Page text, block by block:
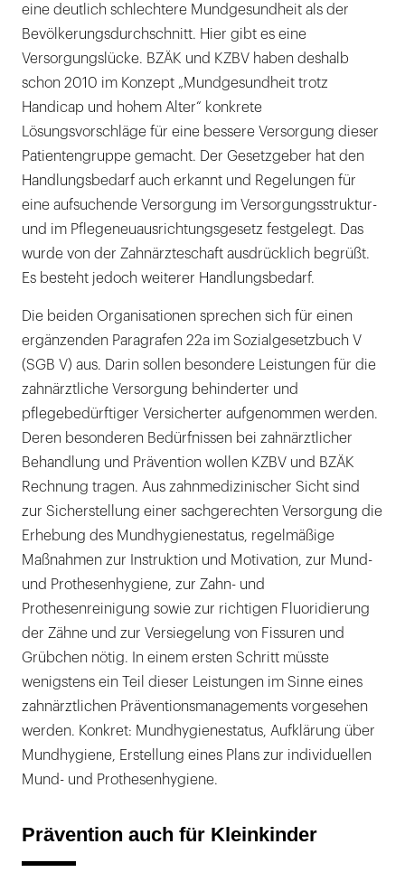
eine deutlich schlechtere Mundgesundheit als der
Bevölkerungsdurchschnitt. Hier gibt es eine
Versorgungslücke. BZÄK und KZBV haben deshalb
schon 2010 im Konzept „Mundgesundheit trotz
Handicap und hohem Alter“ konkrete
Lösungsvorschläge für eine bessere Versorgung dieser
Patientengruppe gemacht. Der Gesetzgeber hat den
Handlungsbedarf auch erkannt und Regelungen für
eine aufsuchende Versorgung im Versorgungsstruktur-
und im Pflegeneuausrichtungsgesetz festgelegt. Das
wurde von der Zahnärzteschaft ausdrücklich begrüßt.
Es besteht jedoch weiterer Handlungsbedarf.
Die beiden Organisationen sprechen sich für einen
ergänzenden Paragrafen 22a im Sozialgesetzbuch V
(SGB V) aus. Darin sollen besondere Leistungen für die
zahnärztliche Versorgung behinderter und
pflegebedürftiger Versicherter aufgenommen werden.
Deren besonderen Bedürfnissen bei zahnärztlicher
Behandlung und Prävention wollen KZBV und BZÄK
Rechnung tragen. Aus zahnmedizinischer Sicht sind
zur Sicherstellung einer sachgerechten Versorgung die
Erhebung des Mundhygienestatus, regelmäßige
Maßnahmen zur Instruktion und Motivation, zur Mund-
und Prothesenhygiene, zur Zahn- und
Prothesenreinigung sowie zur richtigen Fluoridierung
der Zähne und zur Versiegelung von Fissuren und
Grübchen nötig. In einem ersten Schritt müsste
wenigstens ein Teil dieser Leistungen im Sinne eines
zahnärztlichen Präventionsmanagements vorgesehen
werden. Konkret: Mundhygienestatus, Aufklärung über
Mundhygiene, Erstellung eines Plans zur individuellen
Mund- und Prothesenhygiene.
Prävention auch für Kleinkinder